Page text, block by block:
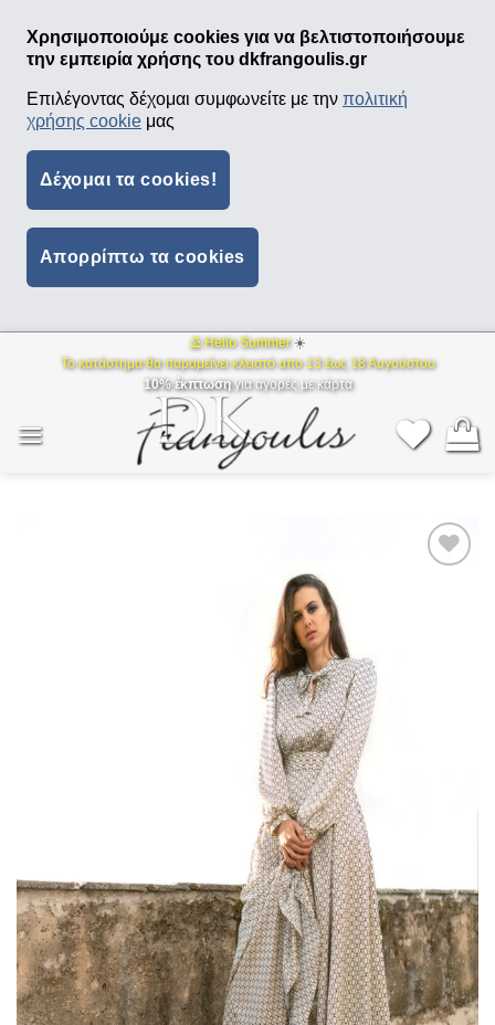
Χρησιμοποιούμε cookies για να βελτιστοποιήσουμε
την εμπειρία χρήσης του dkfrangoulis.gr
Επιλέγοντας δέχομαι συμφωνείτε με την πολιτική
χρήσης cookie μας
Δέχομαι τα cookies!
Απορρίπτω τα cookies
⛱ Hello Summer ☀️
Το κατάστημα θα παραμείνει κλειστό απο 13 έως 18 Αυγούστου
10% έκπτωσηγια αγορές με κάρτα